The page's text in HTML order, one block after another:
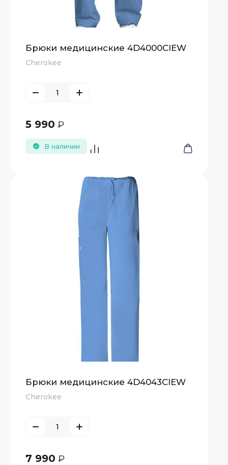
Брюки медицинские 4D4000CIEW
Cherokee
5 990 ₽
В наличии
Брюки медицинские 4D4043CIEW
Cherokee
7 990 ₽